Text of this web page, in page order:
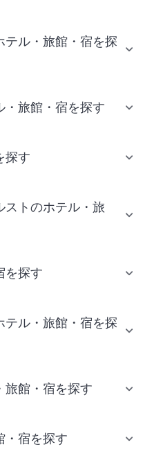
テル・旅館・宿を探
・旅館・宿を探す
探す
ストのホテル・旅
を探す
テル・旅館・宿を探
旅館・宿を探す
・宿を探す